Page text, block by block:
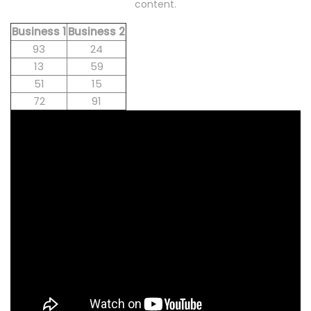
content.
Business 1Business 2
93
24
13
59
51
15
72
91